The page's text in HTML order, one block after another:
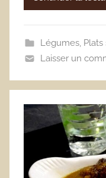
Légumes, Plats
Laisser un